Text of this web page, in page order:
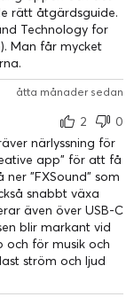
sluta för dagen
kontrollknappen.
digitala
som kan producera
ingår en
hållet för att
ljudprestanda.
en ljudbild som är
att snåla på
FÖR
att ge utökat
rätt åtgärdsguide.
Technology for
Man får mycket
åtta månader sedan
2
0
närlyssning för
app" för att få
"FXSound" som
snabbt växa
även över USB-C
blir markant vid
för musik och
ström och ljud